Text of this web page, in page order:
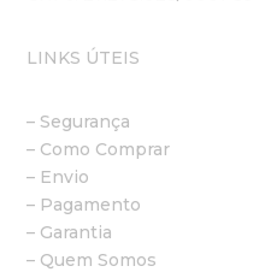
LINKS ÚTEIS
– Segurança
– Como Comprar
– Envio
– Pagamento
– Garantia
– Quem Somos